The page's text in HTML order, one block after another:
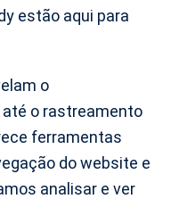
estão aqui para
o
o rastreamento
ferramentas
do website e
analisar e ver